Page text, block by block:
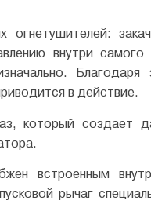
огнетушителей:
внутри
в действие.
который создает
встроенным
рычаг